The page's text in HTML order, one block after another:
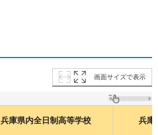
画面サイズで表示
兵庫県内全日制高等学校 兵庫